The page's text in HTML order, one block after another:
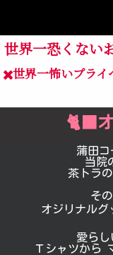
世界一恐くない
✖️世界一怖いプライ
🐈‍⬛
蒲田
当院
茶トラ
そ
オジリナルグ
愛ら
Ｔシャツから